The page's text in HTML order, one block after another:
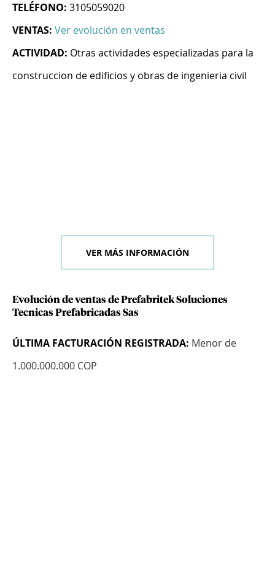
TELÉFONO: 3105059020
VENTAS: Ver evolución en ventas
ACTIVIDAD: Otras actividades especializadas para la
construccion de edificios y obras de ingenieria civil
VER MÁS INFORMACIÓN
Evolución de ventas de Prefabritek Soluciones
Tecnicas Prefabricadas Sas
ÚLTIMA FACTURACIÓN REGISTRADA: Menor de
1.000.000.000 COP